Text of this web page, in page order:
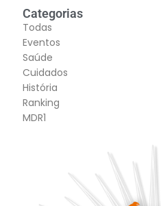
Categorias
Todas
Eventos
Saúde
Cuidados
História
Ranking
MDR1